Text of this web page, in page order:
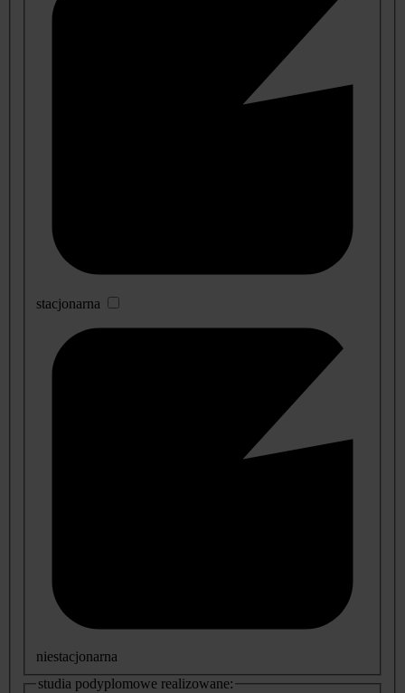
stacjonarna
niestacjonarna
studia podyplomowe realizowane: